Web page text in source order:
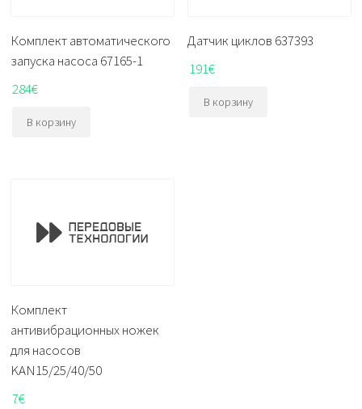
Комплект автоматического
запуска насоса 67165-1
284€
В корзину
Датчик циклов 637393
191€
В корзину
Комплект
антивибрационных ножек
для насосов
KAN15/25/40/50
7€